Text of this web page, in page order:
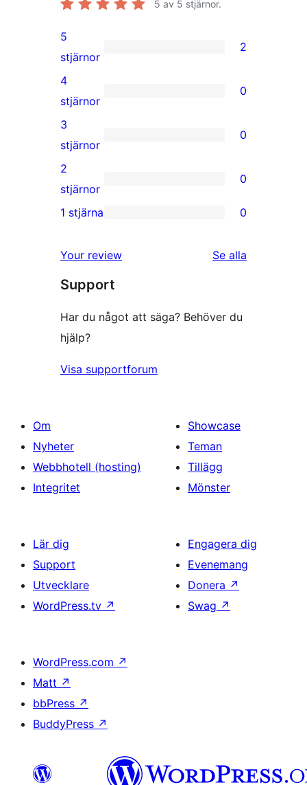
5 av 5 stjärnor.
2
5-
stjärniga
recensioner
5
stjärnor
2
0
4-
stjärniga
recensioner
4
stjärnor
0
0
3-
stjärniga
recensioner
3
stjärnor
0
0
2-
recensioner
2
stjärnor
0
stjärniga
recensioner
1 stjärna 0
Your review Se alla
Support
Har du något att säga? Behöver du
hjälp?
Visa supportforum
Om
Nyheter
Webbhotell (hosting)
Integritet
Showcase
Teman
Tillägg
Mönster
Lär dig
Support
Utvecklare
WordPress.tv ↗
Engagera dig
Evenemang
Donera ↗
Swag ↗
WordPress.com ↗
Matt ↗
bbPress ↗
BuddyPress ↗